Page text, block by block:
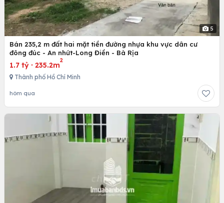
5
Bán 235,2 m đất hai mặt tiền đường nhựa khu vực dân cư
đông đúc - An nhứt-Long Điền - Bà Rịa
1.7 tỷ · 235.2m
2
Thành phố Hồ Chí Minh
hôm qua